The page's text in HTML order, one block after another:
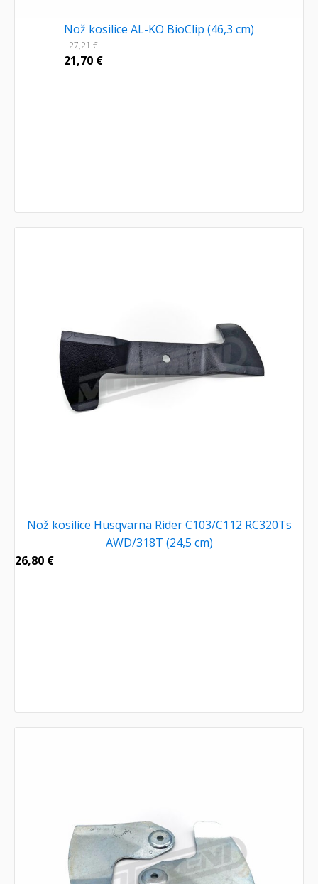
Nož kosilice AL-KO BioClip (46,3 cm)
27,21€
21,70 €
Nož kosilice Husqvarna Rider C103/C112 RC320Ts
AWD/318T (24,5 cm)
26,80 €